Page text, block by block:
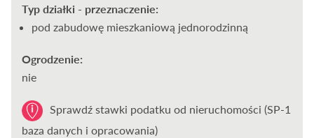
Typ działki - przeznaczenie:
pod zabudowę mieszkaniową jednorodzinną
Ogrodzenie:
nie
Sprawdź stawki podatku od nieruchomości (SP-1
baza danych i opracowania)